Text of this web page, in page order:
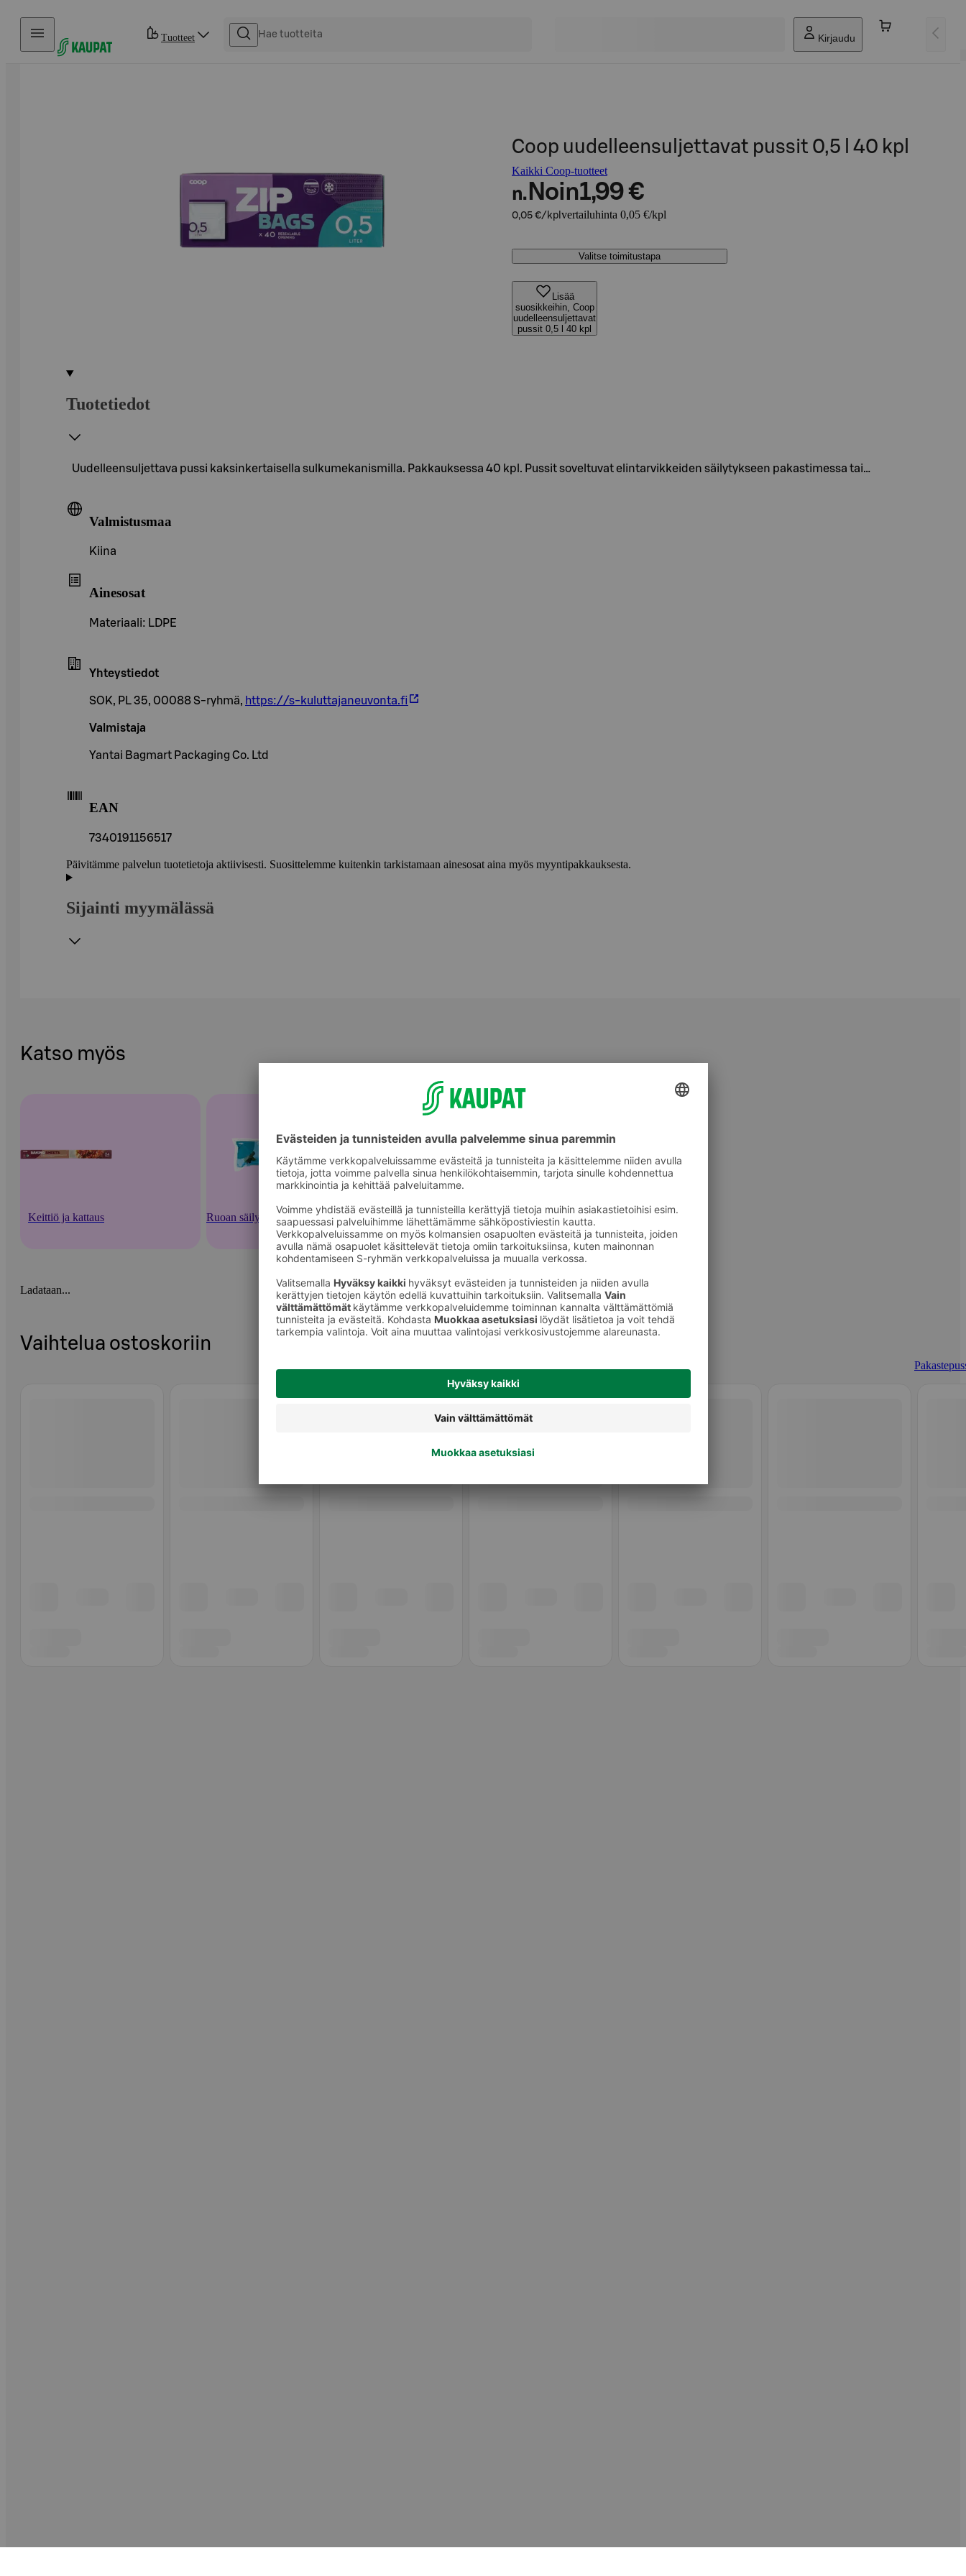
Hyppää sisältöön
Tuotteet Kirjaudu
Coop uudelleensuljettavat pussit 0,5 l 40 kpl
Kaikki Coop-tuotteet
n. Noin1,99 €
0,05 €/kpl vertailuhinta 0,05 €/kpl
Valitse toimitustapa
Lisää
suosikkeihin, Coop
uudelleensuljettavat
pussit 0,5 l 40 kpl
Tuotetiedot
Uudelleensuljettava pussi kaksinkertaisella sulkumekanismilla. Pakkauksessa 40 kpl. Pussit soveltuvat elintarvikkeiden säilytykseen pakastimessa tai…
Valmistusmaa
Kiina
Ainesosat
Materiaali: LDPE
Yhteystiedot
SOK, PL 35, 00088 S-ryhmä, https://s-kuluttajaneuvonta.fi
Valmistaja
Yantai Bagmart Packaging Co. Ltd
EAN
7340191156517
Päivitämme palvelun tuotetietoja aktiivisesti. Suosittelemme kuitenkin tarkistamaan ainesosat aina myös myyntipakkauksesta.
Sijainti myymälässä
Katso myös
Keittiö ja kattaus Ruoan säilytysastiat ja -välineet Pakastepussit
Ladataan...
Vaihtelua ostoskoriin